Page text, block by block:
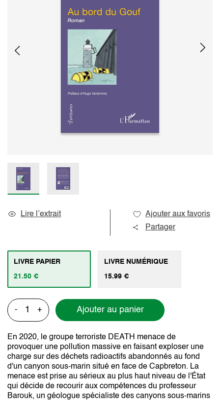
Lire l’extrait
Ajouter aux favoris
Partager
LIVRE PAPIER
21.50 €
LIVRE NUMÉRIQUE
15.99 €
- + Ajouter au panier
En 2020, le groupe terroriste DEATH menace de
provoquer une pollution massive en faisant exploser une
charge sur des déchets radioactifs abandonnés au fond
d'un canyon sous-marin situé en face de Capbreton. La
menace est prise au sérieux au plus haut niveau de l'État
qui décide de recourir aux compétences du professeur
Barouk, un géologue spécialiste des canyons sous-marins